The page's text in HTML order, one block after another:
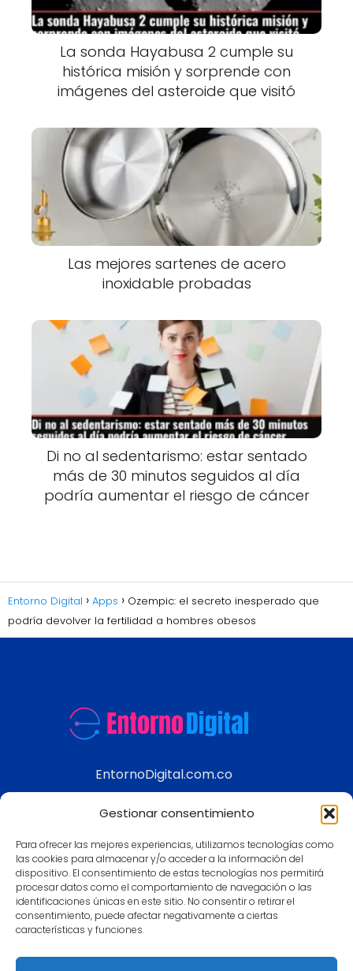
Gestionar consentimiento
Para ofrecer las mejores experiencias, utilizamos tecnologías como
las cookies para almacenar y/o acceder a la información del
dispositivo. El consentimiento de estas tecnologías nos permitirá
procesar datos como el comportamiento de navegación o las
identificaciones únicas en este sitio. No consentir o retirar el
consentimiento, puede afectar negativamente a ciertas
características y funciones.
La sonda Hayabusa 2 cumple su
histórica misión y sorprende con
imágenes del asteroide que visitó
Las mejores sartenes de acero
inoxidable probadas
Di no al sedentarismo: estar sentado
más de 30 minutos seguidos al día
podría aumentar el riesgo de cáncer
Entorno Digital Apps
Ozempic: el secreto inesperado que
podría devolver la fertilidad a hombres obesos
EntornoDigital.com.co
modernos
Aviso legal
Política de Privacidad
Política de Cookies
Contacto